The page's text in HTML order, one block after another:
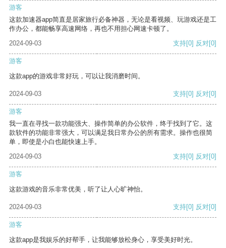
游客
这款加速器app简直是居家旅行必备神器，无论是看视频、玩游戏还是工
作办公，都能畅享高速网络，再也不用担心网速卡顿了。
2024-09-03
支持[0] 反对[0]
游客
这款app的游戏非常好玩，可以让我消磨时间。
2024-09-03 支持[0] 反对[0]
游客
我一直在寻找一款功能强大、操作简单的办公软件，终于找到了它。这
款软件的功能非常强大，可以满足我日常办公的所有需求。操作也很简
单，即使是小白也能快速上手。
2024-09-03
支持[0] 反对[0]
游客
这款游戏的音乐非常优美，听了让人心旷神怡。
2024-09-03 支持[0] 反对[0]
游客
这款app是我娱乐的好帮手，让我能够放松身心，享受美好时光。